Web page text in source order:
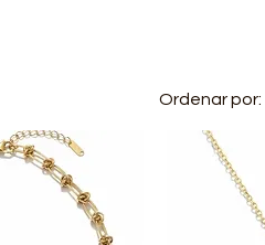
Ordenar por: